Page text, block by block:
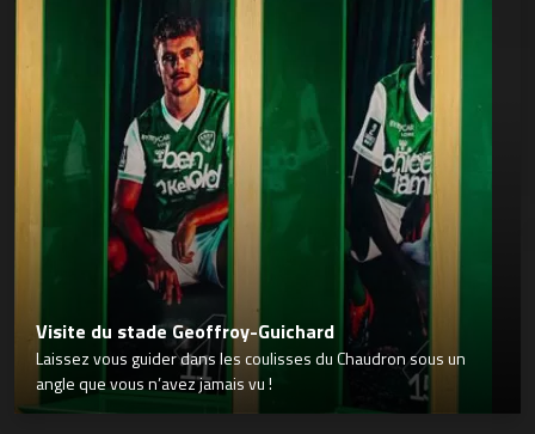
Visite du stade Geoffroy-Guichard
Laissez vous guider dans les coulisses du Chaudron sous un
angle que vous n’avez jamais vu !